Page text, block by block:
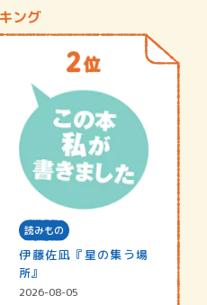
ング
読みもの
伊藤佐凪『星の集う場
所』
2026-08-05